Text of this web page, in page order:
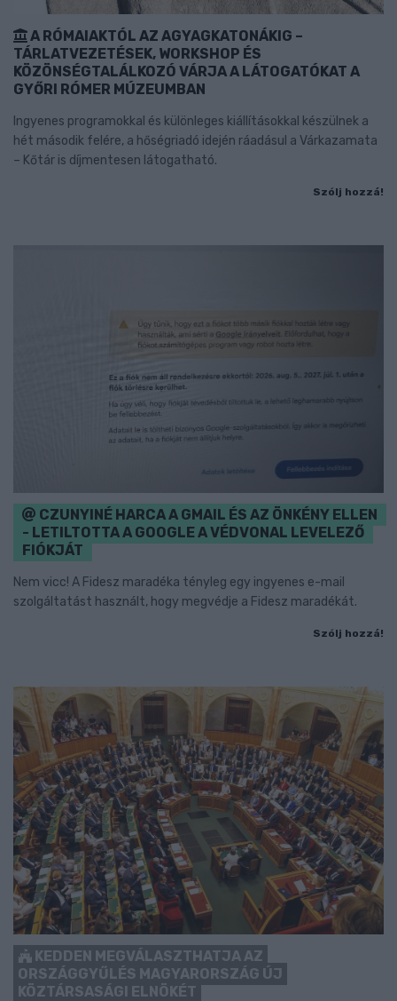
A RÓMAIAKTÓL AZ AGYAGKATONÁKIG –
TÁRLATVEZETÉSEK, WORKSHOP ÉS
KÖZÖNSÉGTALÁLKOZÓ VÁRJA A LÁTOGATÓKAT A
GYŐRI RÓMER MÚZEUMBAN
Ingyenes programokkal és különleges kiállításokkal készülnek a
hét második felére, a hőségriadó idején ráadásul a Várkazamata
– Kőtár is díjmentesen látogatható.
Szólj hozzá!
CZUNYINÉ HARCA A GMAIL ÉS AZ ÖNKÉNY ELLEN
- LETILTOTTA A GOOGLE A VÉDVONAL LEVELEZŐ
FIÓKJÁT
Nem vicc! A Fidesz maradéka tényleg egy ingyenes e-mail
szolgáltatást használt, hogy megvédje a Fidesz maradékát.
Szólj hozzá!
KEDDEN MEGVÁLASZTHATJA AZ
ORSZÁGGYŰLÉS MAGYARORSZÁG ÚJ
KÖZTÁRSASÁGI ELNÖKÉT